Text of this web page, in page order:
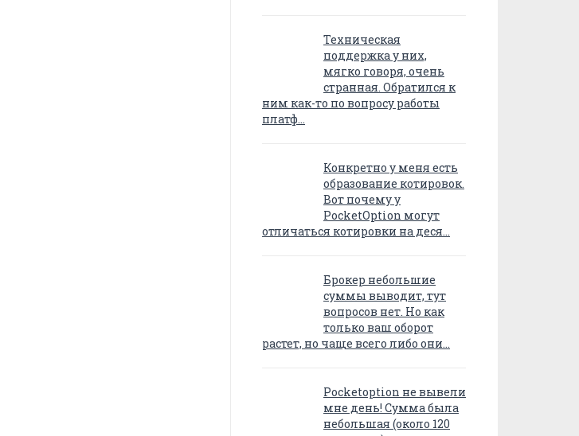
Техническая
поддержка у них,
мягко говоря, очень
странная. Обратился к
ним как-то по вопросу работы
платф…
Конкретно у меня есть
образование котировок.
Вот почему у
PocketOption могут
отличаться котировки на деся…
Брокер небольшие
суммы выводит, тут
вопросов нет. Но как
только ваш оборот
растет, но чаще всего либо они…
Pocketoption не вывели
мне день! Сумма была
небольшая (около 120